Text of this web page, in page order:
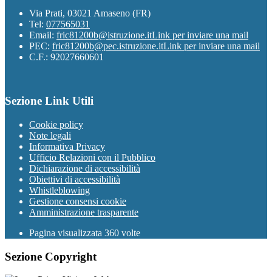
Via Prati, 03021 Amaseno (FR)
Tel: 077565031
Email: fric81200b@istruzione.itLink per inviare una mail
PEC: fric81200b@pec.istruzione.itLink per inviare una mail
C.F.: 92027660601
Sezione Link Utili
Cookie policy
Note legali
Informativa Privacy
Ufficio Relazioni con il Pubblico
Dichiarazione di accessibilità
Obiettivi di accessibilità
Whistleblowing
Gestione consensi cookie
Amministrazione trasparente
Pagina visualizzata 360 volte
Sezione Copyright